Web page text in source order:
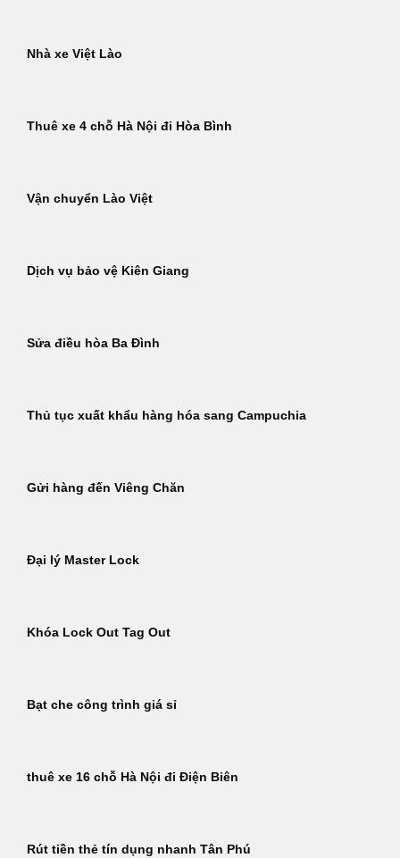
Nhà xe Việt Lào
Thuê xe 4 chỗ Hà Nội đi Hòa Bình
Vận chuyển Lào Việt
Dịch vụ bảo vệ Kiên Giang
Sửa điều hòa Ba Đình
Thủ tục xuất khẩu hàng hóa sang Campuchia
Gửi hàng đến Viêng Chăn
Đại lý Master Lock
Khóa Lock Out Tag Out
Bạt che công trình giá sỉ
thuê xe 16 chỗ Hà Nội đi Điện Biên
Rút tiền thẻ tín dụng nhanh Tân Phú